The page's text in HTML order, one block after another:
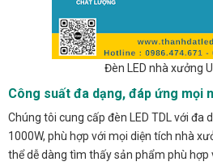
Đèn LED nhà xưởng
Công suất đa dạng, đáp ứng mọi
Chúng tôi cung cấp đèn LED TDL với đa
1000W, phù hợp với mọi diện tích nhà
thể dễ dàng tìm thấy sản phẩm phù hợp